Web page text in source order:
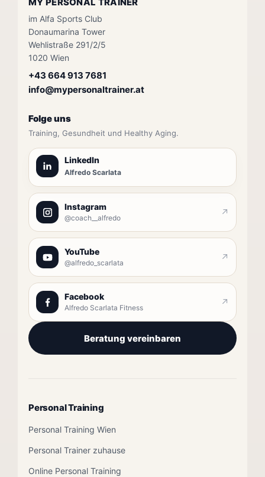
im Alfa Sports Club
Donaumarina Tower
Wehlistraße 291/2/5
1020 Wien
+43 664 913 7681
info@mypersonaltrainer.at
Folge uns
Training, Gesundheit und Healthy Aging.
LinkedIn
Alfredo Scarlata
Instagram
@coach__alfredo ↗
YouTube
@alfredo_scarlata ↗
Facebook
Alfredo Scarlata Fitness ↗
Beratung vereinbaren
Personal Training
Personal Training Wien
Personal Trainer zuhause
Online Personal Training